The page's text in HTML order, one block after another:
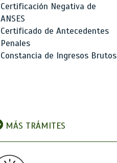
Certificación Negativa de
ANSES
Certificado de Antecedentes
Penales
Constancia de Ingresos Brutos
MÁS TRÁMITES